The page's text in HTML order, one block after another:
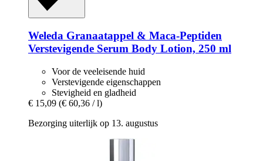
Weleda Granaatappel & Maca-​Peptiden
Verstevigende Serum Body Lotion, 250 ml
Voor de veeleisende huid
Verstevigende eigenschappen
Stevigheid en gladheid
€ 15,09 (€ 60,36 / l)
Bezorging uiterlijk op 13. augustus